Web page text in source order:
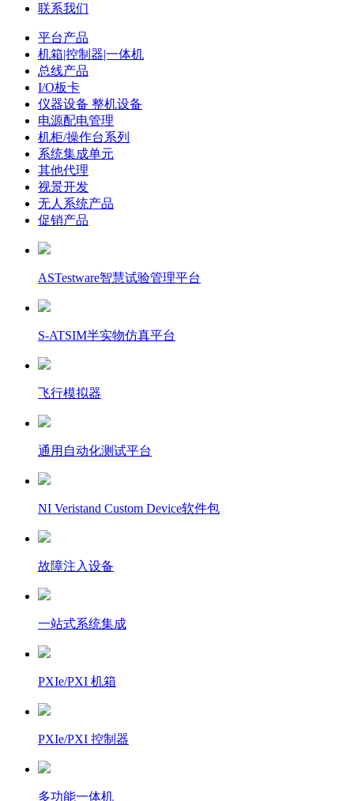
联系我们
平台产品
机箱|控制器|一体机
总线产品
I/O板卡
仪器设备 整机设备
电源配电管理
机柜/操作台系列
系统集成单元
其他代理
视景开发
无人系统产品
促销产品
ASTestware智慧试验管理平台
S-ATSIM半实物仿真平台
飞行模拟器
通用自动化测试平台
NI Veristand Custom Device软件包
故障注入设备
一站式系统集成
PXIe/PXI 机箱
PXIe/PXI 控制器
多功能一体机